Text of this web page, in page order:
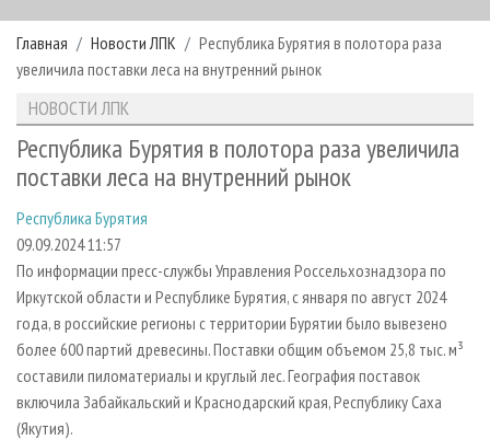
РУБРИКИ И ТЕМЫ
РУБРИКИ ЖУРНАЛА
ЛЕСОЗАГОТОВКА
ЛЕСОПИЛЕНИЕ
СУШКА ДРЕВЕСИНЫ
ПРОИЗВОДСТВО ДРЕВЕСНЫХ ПЛИТ
ДЕРЕВЯННОЕ ДОМОСТРОЕНИЕ
ПРОИЗВОДСТВО МЕБЕЛИ
БИОЭНЕРГЕТИКА
ЦБП
НОВОСТИ
НОВОСТИ ЛПК
НОВОСТИ ЖУРНАЛА
ПРОЕКТЫ ЛПИ
АНАЛИТИКА
ПРЕДПРИЯТИЯ ЛПК
ПЕРСОНЫ
МОБИЛЬНЫЕ ВЫСТАВКИ
ОФИЦИАЛЬНЫЕ ДЕЛЕГАЦИИ
ПРИОРИТЕТНЫЕ ИНВЕСТПРОЕКТЫ
RUSSIAN FORESTRY REVIEW
ГАЗЕТА ЛЕСПРОМФОРУМ
АРХИВ
АРХИВ ЖУРНАЛОВ
СТАТЬИ
О ЖУРНАЛЕ
ПОДПИСКА
КОНТАКТЫ
РЕКЛАМОДАТЕЛЯМ
РЕКЛАМА
РЕКЛАМА НА САЙТЕ
Главная Новости ЛПК
Республика Бурятия в полотора раза
увеличила поставки леса на внутренний рынок
НОВОСТИ ЛПК
Республика Бурятия в полотора раза увеличила
поставки леса на внутренний рынок
Республика Бурятия
09.09.2024 11:57
По информации пресс-службы Управления Россельхознадзора по
Иркутской области и Республике Бурятия, с января по август 2024
года, в российские регионы с территории Бурятии было вывезено
более 600 партий древесины. Поставки общим объемом 25,8 тыс. м³
составили пиломатериалы и круглый лес. География поставок
включила Забайкальский и Краснодарский края, Республику Саха
(Якутия).